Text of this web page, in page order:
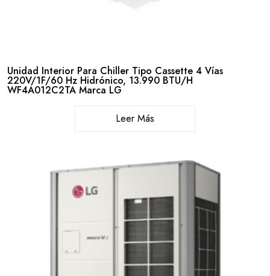
Unidad Interior Para Chiller Tipo Cassette 4 Vías
220V/1F/60 Hz Hidrónico, 13.990 BTU/H
WF4A012C2TA Marca LG
Leer Más